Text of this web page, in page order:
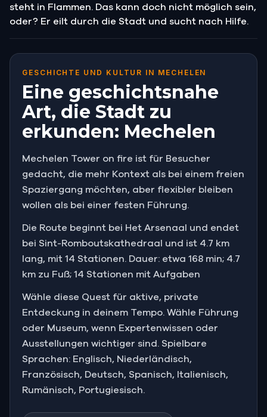
steht in Flammen. Das kann doch nicht möglich sein,
oder? Er eilt durch die Stadt und sucht nach Hilfe.
GESCHICHTE UND KULTUR IN MECHELEN
Eine geschichtsnahe
Art, die Stadt zu
erkunden: Mechelen
Mechelen Tower on fire ist für Besucher
gedacht, die mehr Kontext als bei einem freien
Spaziergang möchten, aber flexibler bleiben
wollen als bei einer festen Führung.
Die Route beginnt bei Het Arsenaal und endet
bei Sint-Romboutskathedraal und ist 4.7 km
lang, mit 14 Stationen. Dauer: etwa 168 min; 4.7
km zu Fuß; 14 Stationen mit Aufgaben
Wähle diese Quest für aktive, private
Entdeckung in deinem Tempo. Wähle Führung
oder Museum, wenn Expertenwissen oder
Ausstellungen wichtiger sind. Spielbare
Sprachen: Englisch, Niederländisch,
Französisch, Deutsch, Spanisch, Italienisch,
Rumänisch, Portugiesisch.